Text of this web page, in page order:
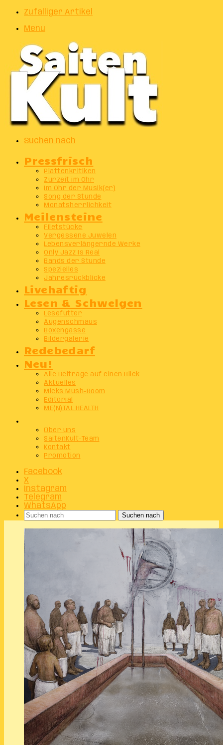
Zufälliger Artikel
Menu
Suchen nach
Pressfrisch
Plattenkritiken
Zurzeit im Ohr
Im Ohr der Musik(er)
Song der Stunde
Monatsherrlichkeit
Meilensteine
Filetstücke
Vergessene Juwelen
Lebensverlängernde Werke
Only Jazz Is Real
Bands der Stunde
Spezielles
Jahresrückblicke
Livehaftig
Lesen & Schwelgen
Lesefutter
Augenschmaus
Boxengasse
Bildergalerie
Redebedarf
Neu!
Alle Beiträge auf einen Blick
Aktuelles
Micks Mush-Room
Editorial
ME(N)TAL HEALTH
Über uns
SaitenKult-Team
Kontakt
Promotion
Facebook
X
Instagram
Telegram
WhatsApp
Suchen nach